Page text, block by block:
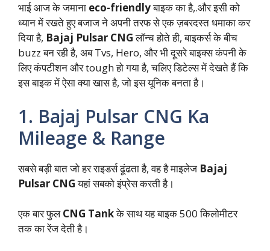
भाई आज के जमाना eco-friendlyबाइक का है,.और इसी को
ध्यान में रखते हुए बजाज ने अपनी तरफ से एक ज़बरदस्त धमाका कर
दिया है, Bajaj Pulsar CNGलॉन्च होते ही, बाइकर्स के बीच
buzz बन रही है, अब Tvs, Hero, और भी दूसरे बाइक्स कंपनी के
लिए कंपटीशन और tough हो गया है, चलिए डिटेल्स में देखते हैं कि
इस बाइक में ऐसा क्या खास है, जो इस यूनिक बनता है।
1. Bajaj Pulsar CNG Ka
Mileage & Range
सबसे बड़ी बात जो हर राइडर्स ढूंढता है, वह है माइलेज Bajaj
Pulsar CNGयहां सबको इंप्रेस करती है।
एक बार फुलCNG Tankके साथ यह बाइक 500 किलोमीटर
तक का रेंज देती है।